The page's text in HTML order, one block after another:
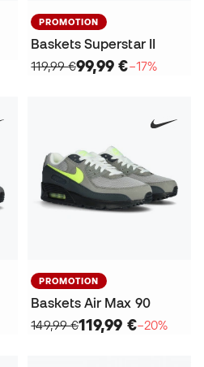
PROMOTION
Baskets Superstar II
119,99 €99,99 €−17%
PROMOTION
Baskets Air Max 90
149,99 €119,99 €−20%